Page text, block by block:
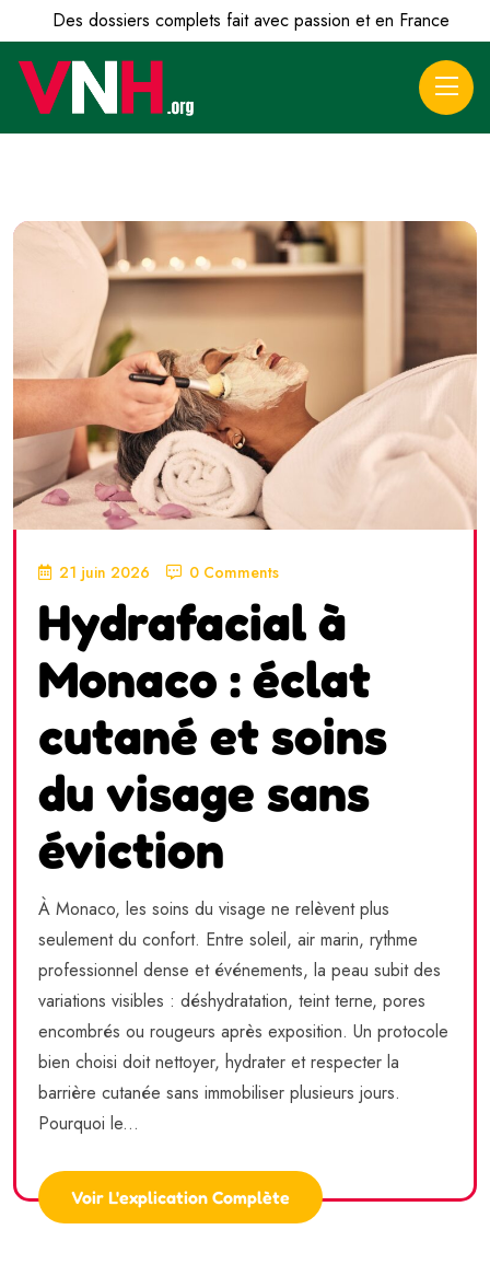
Des dossiers complets fait avec passion et en France
21 juin 2026 0 Comments
Hydrafacial à
Monaco : éclat
cutané et soins
du visage sans
éviction
À Monaco, les soins du visage ne relèvent plus
seulement du confort. Entre soleil, air marin, rythme
professionnel dense et événements, la peau subit des
variations visibles : déshydratation, teint terne, pores
encombrés ou rougeurs après exposition. Un protocole
bien choisi doit nettoyer, hydrater et respecter la
barrière cutanée sans immobiliser plusieurs jours.
Pourquoi le...
Voir L'explication Complète